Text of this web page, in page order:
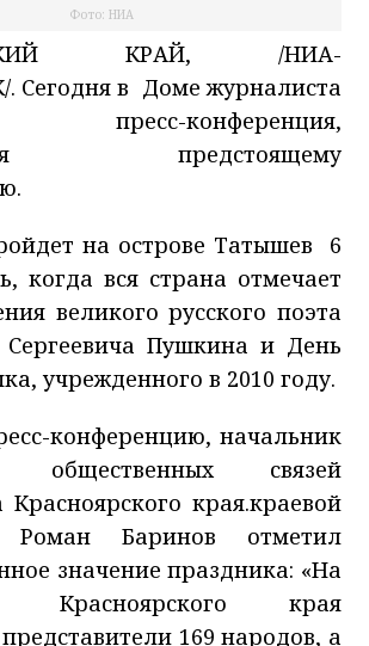
Фото: НИА
КРАЙ, /НИА-
Сегодня в Доме журналиста
пресс-конференция,
предстоящему
на острове Татышев 6
когда вся страна отмечает
великого русского поэта
Сергеевича Пушкина и День
учрежденного в 2010 году.
конференцию, начальник
общественных связей
Красноярского края.краевой
Баринов отметил
значение праздника: «На
Красноярского края
169 народов, а